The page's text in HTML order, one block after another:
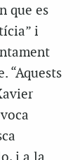
que es
i
“Aquests